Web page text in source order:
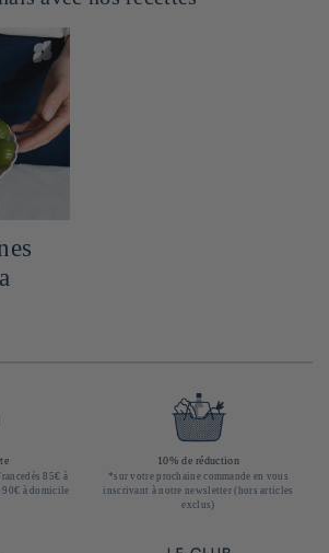
85€ à
90€ à domicile
10% de réduction
*sur votre prochaine commande en vous
inscrivant à notre newsletter (hors articles
exclus)